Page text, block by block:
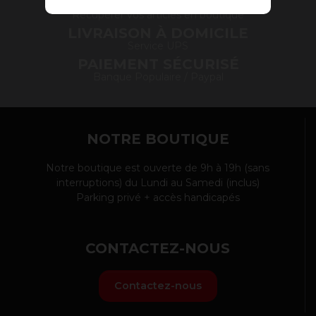
Récupérer vos articles en boutique
NOTRE BOUTIQUE
Notre boutique est ouverte de 9h à 19h (sans
interruptions) du Lundi au Samedi (inclus)
Parking privé + accès handicapés
CONTACTEZ-NOUS
Contactez-nous